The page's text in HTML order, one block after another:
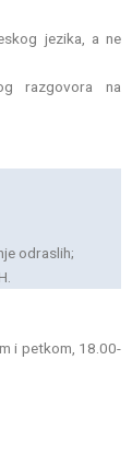
jezika, a ne
razgovora na
odraslih;
i petkom, 18.00-